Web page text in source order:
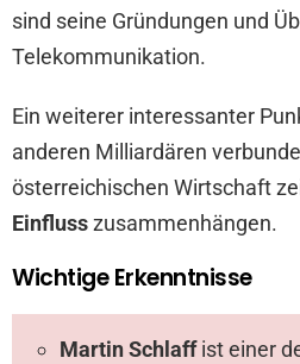
sind seine Gründungen und
Telekommunikation.
Ein weiterer interessanter
anderen Milliardären
österreichischen Wirtschaft
Einflusszusammenhängen.
Wichtige Erkenntnisse
Martin Schlaffist einer